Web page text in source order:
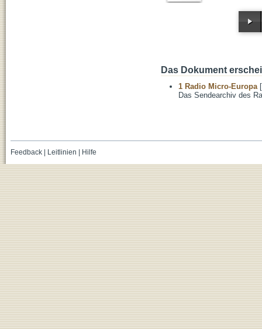
Das Dokument
1 Radio Micro-Europa
Das Sendearchiv des
Feedback| Leitlinien Hilfe